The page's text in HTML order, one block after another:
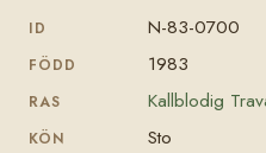
ID N-83-0700
FÖDD 1983
RAS Kallblodig
KÖN Sto